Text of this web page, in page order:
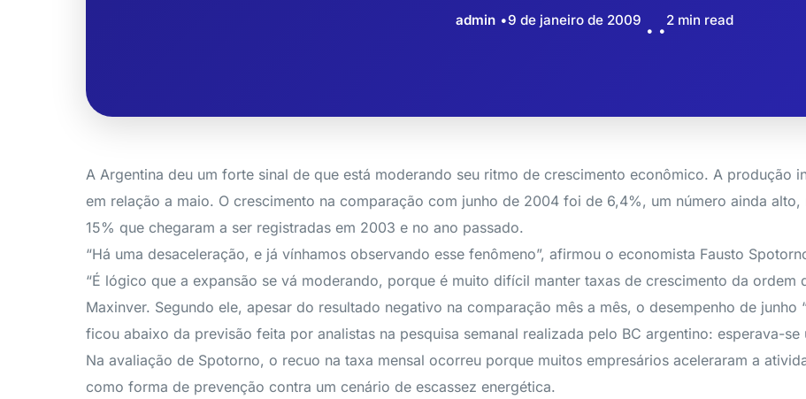
admin 9 de janeiro de 2009 2 min read
A Argentina deu um forte sinal de que está moderando seu ritmo de crescimento econômico. A produção
em relação a maio. O crescimento na comparação com junho de 2004 foi de 6,4%, um número ainda
15% que chegaram a ser registradas em 2003 e no ano passado.
“Há uma desaceleração, e já vínhamos observando esse fenômeno”, afirmou o economista Fausto
“É lógico que a expansão se vá moderando, porque é muito difícil manter taxas de crescimento da ordem
Maxinver. Segundo ele, apesar do resultado negativo na comparação mês a mês, o desempenho de junho
ficou abaixo da previsão feita por analistas na pesquisa semanal realizada pelo BC argentino: esperava-se
Na avaliação de Spotorno, o recuo na taxa mensal ocorreu porque muitos empresários aceleraram a
como forma de prevenção contra um cenário de escassez energética.